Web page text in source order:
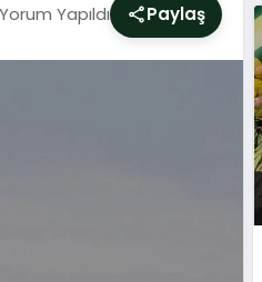
Yapıldı Paylaş